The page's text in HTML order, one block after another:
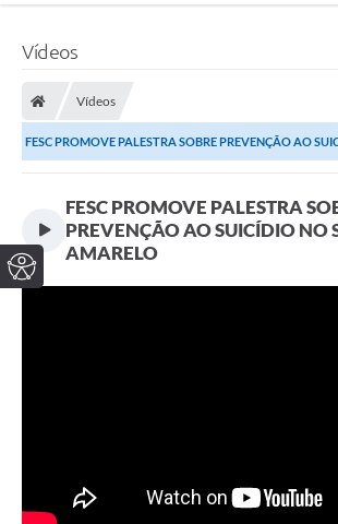
Vídeos
Vídeos
FESC PROMOVE PALESTRA SOBRE PREVENÇÃO AO
FESC PROMOVE PALESTRA
PREVENÇÃO AO SUICÍDIO NO
AMARELO